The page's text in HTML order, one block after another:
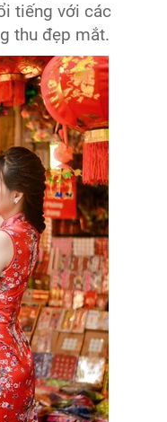
tiếng với các
thu đẹp mắt.